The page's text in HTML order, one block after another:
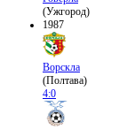
(Ужгород)
1987
Ворскла
(Полтава)
4:0